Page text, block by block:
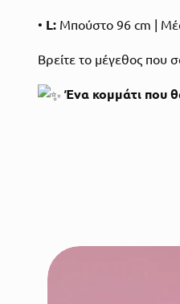
• L: Μπούστο 96 cm |
Βρείτε το μέγεθος που
Ένα κομμάτι που